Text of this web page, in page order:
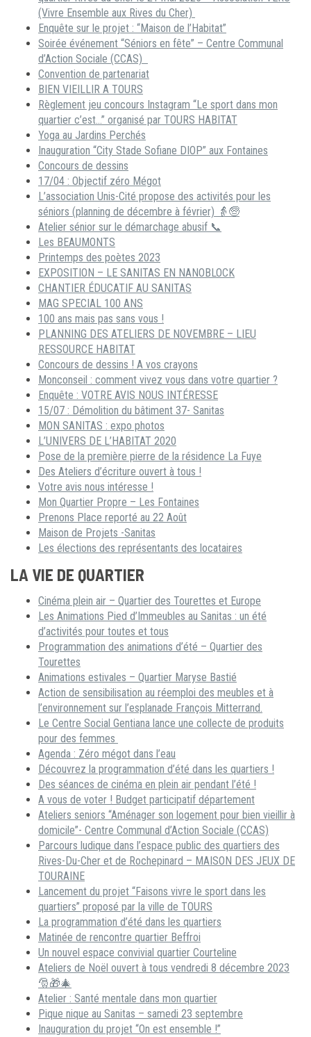
(Vivre Ensemble aux Rives du Cher)
Enquête sur le projet : “Maison de l’Habitat”
Soirée événement “Séniors en fête” – Centre Communal
d’Action Sociale (CCAS)
Convention de partenariat
BIEN VIEILLIR A TOURS
Règlement jeu concours Instagram “Le sport dans mon
quartier c’est…” organisé par TOURS HABITAT
Yoga au Jardins Perchés
Inauguration “City Stade Sofiane DIOP” aux Fontaines
Concours de dessins
17/04 : Objectif zéro Mégot
L’association Unis-Cité propose des activités pour les
séniors (planning de décembre à février) 👵🧓
Atelier sénior sur le démarchage abusif 📞
Les BEAUMONTS
Printemps des poètes 2023
EXPOSITION – LE SANITAS EN NANOBLOCK
CHANTIER ÉDUCATIF AU SANITAS
MAG SPECIAL 100 ANS
100 ans mais pas sans vous !
PLANNING DES ATELIERS DE NOVEMBRE – LIEU
RESSOURCE HABITAT
Concours de dessins ! A vos crayons
Monconseil : comment vivez vous dans votre quartier ?
Enquête : VOTRE AVIS NOUS INTÉRESSE
15/07 : Démolition du bâtiment 37- Sanitas
MON SANITAS : expo photos
L’UNIVERS DE L’HABITAT 2020
Pose de la première pierre de la résidence La Fuye
Des Ateliers d’écriture ouvert à tous !
Votre avis nous intéresse !
Mon Quartier Propre – Les Fontaines
Prenons Place reporté au 22 Août
Maison de Projets -Sanitas
Les élections des représentants des locataires
LA VIE DE QUARTIER
Cinéma plein air – Quartier des Tourettes et Europe
Les Animations Pied d’Immeubles au Sanitas : un été
d’activités pour toutes et tous
Programmation des animations d’été – Quartier des
Tourettes
Animations estivales – Quartier Maryse Bastié
Action de sensibilisation au réemploi des meubles et à
l’environnement sur l’esplanade François Mitterrand.
Le Centre Social Gentiana lance une collecte de produits
pour des femmes
Agenda : Zéro mégot dans l’eau
Découvrez la programmation d’été dans les quartiers !
Des séances de cinéma en plein air pendant l’été !
A vous de voter ! Budget participatif département
Ateliers seniors “Aménager son logement pour bien vieillir à
domicile”- Centre Communal d’Action Sociale (CCAS)
Parcours ludique dans l’espace public des quartiers des
Rives-Du-Cher et de Rochepinard – MAISON DES JEUX DE
TOURAINE
Lancement du projet “Faisons vivre le sport dans les
quartiers” proposé par la ville de TOURS
La programmation d’été dans les quartiers
Matinée de rencontre quartier Beffroi
Un nouvel espace convivial quartier Courteline
Ateliers de Noël ouvert à tous vendredi 8 décembre 2023
🎅🎁🎄
Atelier : Santé mentale dans mon quartier
Pique nique au Sanitas – samedi 23 septembre
Inauguration du projet “On est ensemble !”